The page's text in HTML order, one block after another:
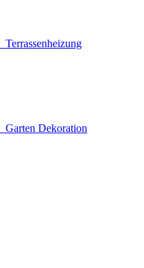
Terrassenheizung
Garten Dekoration